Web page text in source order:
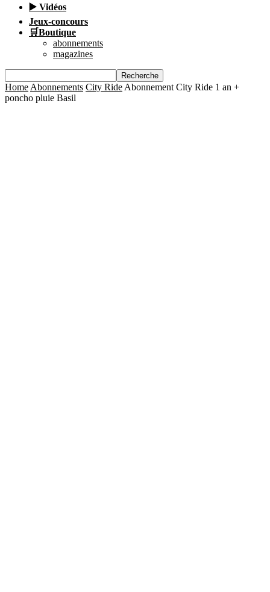
▶️ Vidéos
Jeux-concours
🛒Boutique
abonnements
magazines
Home Abonnements City Ride Abonnement City Ride 1 an +
poncho pluie Basil